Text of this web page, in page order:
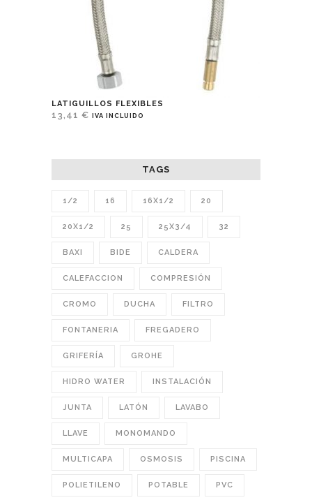
LATIGUILLOS FLEXIBLES
13,41 € IVA INCLUIDO
TAGS
1/2 16 16X1/2 20
20X1/2 25 25X3/4 32
BAXI BIDE CALDERA
CALEFACCION COMPRESIÓN
CROMO DUCHA FILTRO
FONTANERIA FREGADERO
GRIFERÍA GROHE
HIDRO WATER INSTALACIÓN
JUNTA LATÓN LAVABO
LLAVE MONOMANDO
MULTICAPA OSMOSIS PISCINA
POLIETILENO POTABLE PVC